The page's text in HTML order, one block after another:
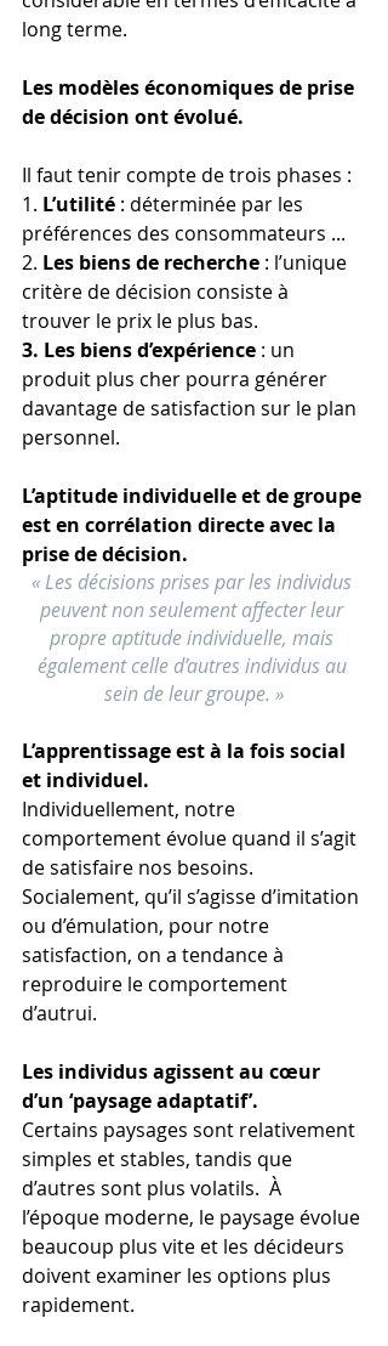
long terme.
Les modèles économiques de prise
de décision ont évolué.
Il faut tenir compte de trois phases :
1. L’utilité : déterminée par les
préférences des consommateurs ...
2. Les biens de recherche : l’unique
critère de décision consiste à
trouver le prix le plus bas.
3. Les biens d’expérience : un
produit plus cher pourra générer
davantage de satisfaction sur le plan
personnel.
L’aptitude individuelle et de groupe
est en corrélation directe avec la
prise de décision.
« Les décisions prises par les individus
peuvent non seulement affecter leur
propre aptitude individuelle, mais
également celle d’autres individus au
sein de leur groupe. ​​​​​​​»
L’apprentissage est à la fois social
et individuel.
Individuellement, notre
comportement évolue quand il s’agit
de satisfaire nos besoins.
Socialement, qu’il s’agisse d’imitation
ou d’émulation, pour notre
satisfaction, on a tendance à
reproduire le comportement
d’autrui.
Les individus agissent au cœur
d’un ‘paysage adaptatif’.
Certains paysages sont relativement
simples et stables, tandis que
d’autres sont plus volatils.  À
l’époque moderne, le paysage évolue
beaucoup plus vite et les décideurs
doivent examiner les options plus
rapidement.